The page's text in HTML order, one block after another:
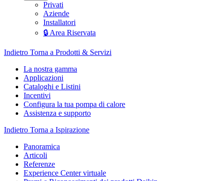
Privati
Aziende
Installatori
🔒 Area Riservata
Indietro Torna a Prodotti & Servizi
La nostra gamma
Applicazioni
Cataloghi e Listini
Incentivi
Configura la tua pompa di calore
Assistenza e supporto
Indietro Torna a Ispirazione
Panoramica
Articoli
Referenze
Experience Center virtuale